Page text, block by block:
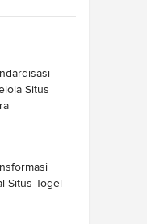
Situs
Situs Togel